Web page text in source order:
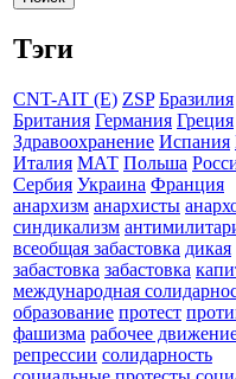
Тэги
CNT-AIT (E) ZSP Бразилия
Британия Германия Греция
Здравоохранение Испания
Италия МАТ Польша
Сербия Украина Франция
анархизм анархисты
синдикализм
всеобщая забастовка дикая
забастовка забастовка
международная
образование протест
фашизма рабочее
репрессии солидарность